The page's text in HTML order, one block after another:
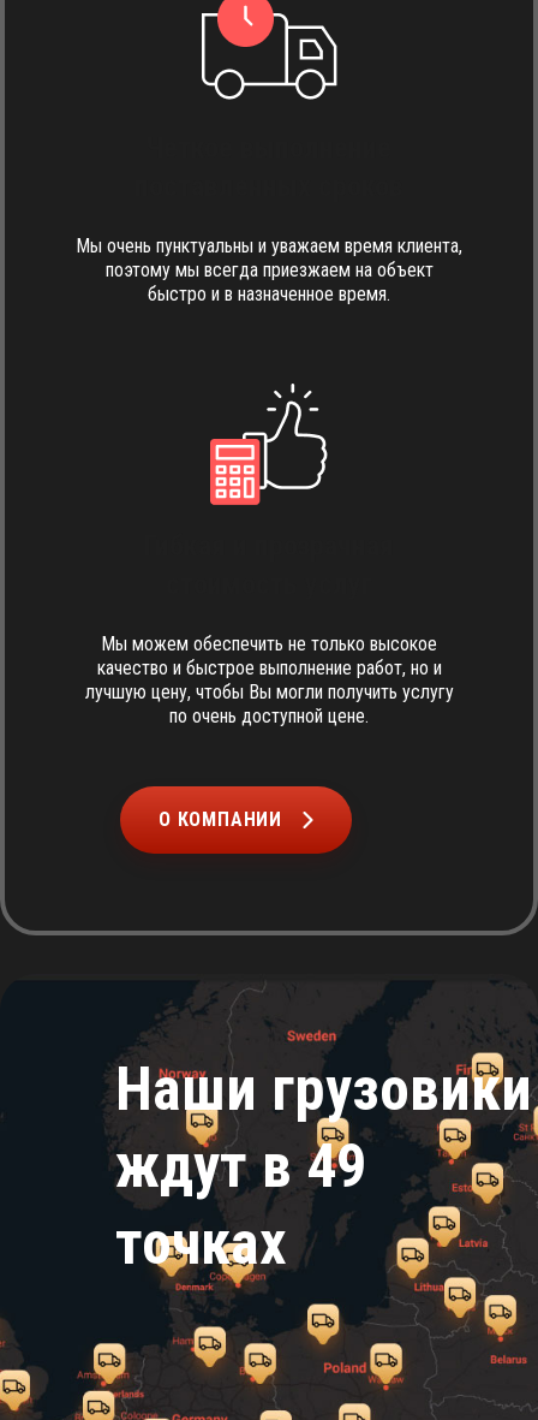
Мы очень пунктуальны и уважаем время клиента,
поэтому мы всегда приезжаем на объект
быстро и в назначенное время.
Мы можем обеспечить не только высокое
качество и быстрое выполнение работ, но и
лучшую цену, чтобы Вы могли получить услугу
по очень доступной цене.
О КОМПАНИИ
Наши грузовики
ждут в 49
точках